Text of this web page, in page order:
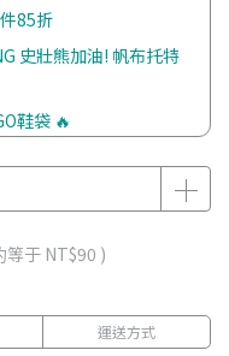
85折
史壯熊加油! 帆布托特
鞋袋 🔥
等于 NT$90 )
運送方式